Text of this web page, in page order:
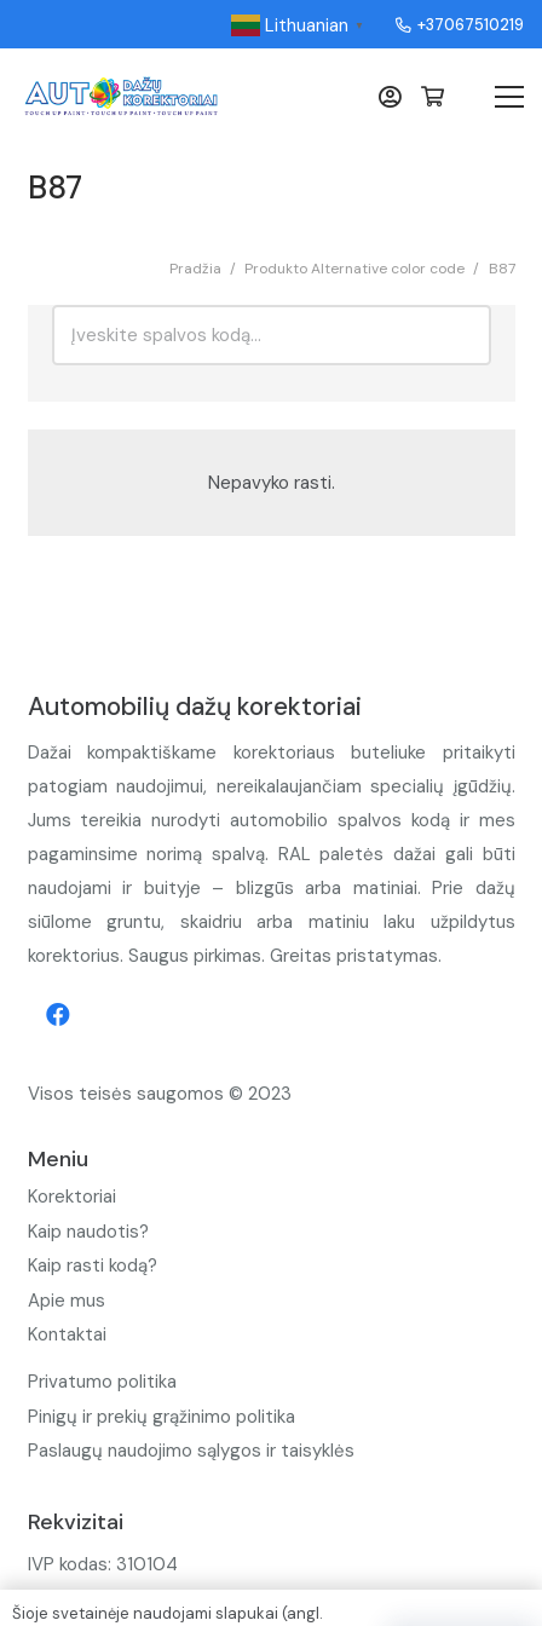
Lithuanian ▼ +37067510219
B87
Pradžia / Produkto Alternative color code / B87
Nepavyko rasti.
Automobilių dažų korektoriai
Dažai kompaktiškame korektoriaus buteliuke pritaikyti
patogiam naudojimui, nereikalaujančiam specialių įgūdžių.
Jums tereikia nurodyti automobilio spalvos kodą ir mes
pagaminsime norimą spalvą. RAL paletės dažai gali būti
naudojami ir buityje – blizgūs arba matiniai. Prie dažų
siūlome gruntu, skaidriu arba matiniu laku užpildytus
korektorius. Saugus pirkimas. Greitas pristatymas.
Visos teisės saugomos © 2023
Meniu
Korektoriai
Kaip naudotis?
Kaip rasti kodą?
Apie mus
Kontaktai
Privatumo politika
Pinigų ir prekių grąžinimo politika
Paslaugų naudojimo sąlygos ir taisyklės
Rekvizitai
IVP kodas: 310104
Šioje svetainėje naudojami slapukai (angl.